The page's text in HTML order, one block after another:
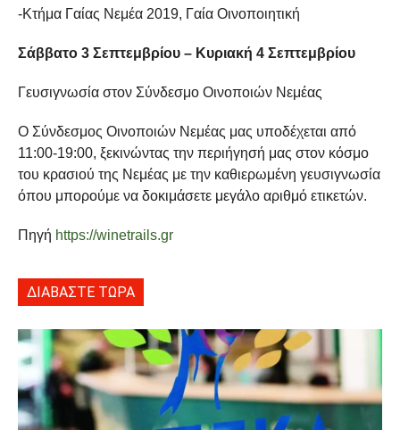
-Κτήμα Γαίας Νεμέα 2019, Γαία Οινοποιητική
Σάββατο 3 Σεπτεμβρίου – Κυριακή 4 Σεπτεμβρίου
Γευσιγνωσία στον Σύνδεσμο Οινοποιών Νεμέας
Ο Σύνδεσμος Οινοποιών Νεμέας μας υποδέχεται από
11:00-19:00, ξεκινώντας την περιήγησή μας στον κόσμο
του κρασιού της Νεμέας με την καθιερωμένη γευσιγνωσία
όπου μπορούμε να δοκιμάσετε μεγάλο αριθμό ετικετών.
Πηγή https://winetrails.gr
ΔΙΑΒΑΣΤΕ ΤΩΡΑ